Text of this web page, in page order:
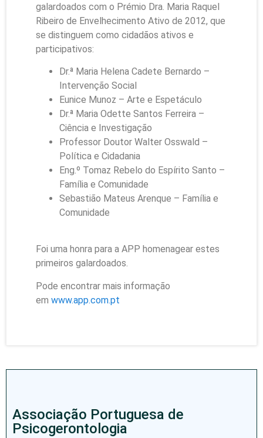
galardoados com o Prémio Dra. Maria Raquel
Ribeiro de Envelhecimento Ativo de 2012, que
se distinguem como cidadãos ativos e
participativos:
Dr.ª Maria Helena Cadete Bernardo –
Intervenção Social
Eunice Munoz – Arte e Espetáculo
Dr.ª Maria Odette Santos Ferreira –
Ciência e Investigação
Professor Doutor Walter Osswald –
Política e Cidadania
Eng.º Tomaz Rebelo do Espírito Santo –
Família e Comunidade
Sebastião Mateus Arenque – Família e
Comunidade
Foi uma honra para a APP homenagear estes
primeiros galardoados.
Pode encontrar mais informação
em www.app.com.pt
Associação Portuguesa de
Psicogerontologia